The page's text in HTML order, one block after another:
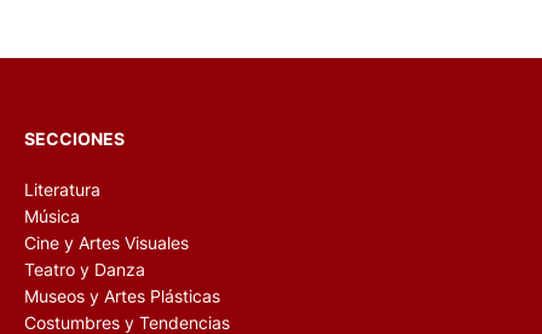
SECCIONES
Literatura
Música
Cine y Artes Visuales
Teatro y Danza
Museos y Artes Plásticas
Costumbres y Tendencias